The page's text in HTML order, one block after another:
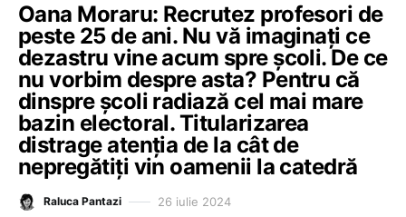
Oana Moraru: Recrutez profesori de
peste 25 de ani. Nu vă imaginați ce
dezastru vine acum spre școli. De ce
nu vorbim despre asta? Pentru că
dinspre școli radiază cel mai mare
bazin electoral. Titularizarea
distrage atenția de la cât de
nepregătiți vin oamenii la catedră
Raluca Pantazi 26 iulie 2024